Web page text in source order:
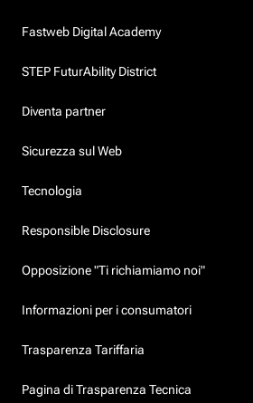
Fastweb Digital Academy
STEP FuturAbility District
Diventa partner
Sicurezza sul Web
Tecnologia
Responsible Disclosure
Opposizione "Ti richiamiamo noi"
Informazioni per i consumatori
Trasparenza Tariffaria
Pagina di Trasparenza Tecnica